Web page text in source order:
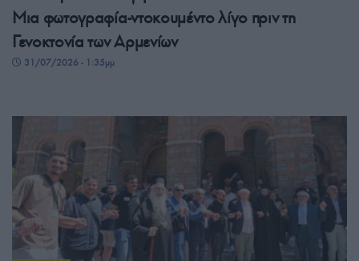
Μια φωτογραφία-ντοκουμέντο λίγο πριν τη
Γενοκτονία των Αρμενίων
31/07/2026 - 1:35μμ